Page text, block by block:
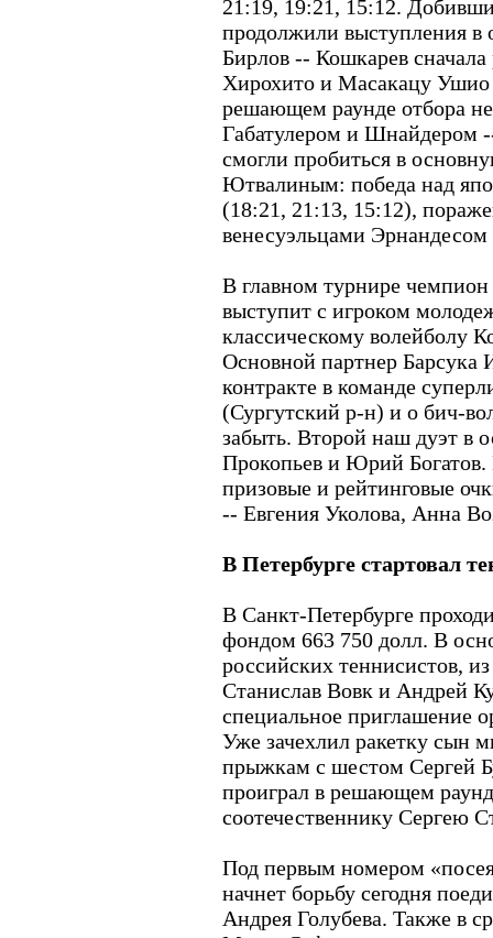
21:19, 19:21, 15:12.
продолжили выступления
Бирлов -- Кошкарев
Хирохито и Масакацу Ушио
решающем раунде отбора
Габатулером и Шнайдером
смогли пробиться в
Ютвалиным: победа над
(18:21, 21:13, 15:12),
венесуэльцами
В главном турнире
выступит с игроком
классическому волейболу
Основной партнер Барсука
контракте в команде
(Сургутский р-н) и о бич-
забыть. Второй наш дуэт в
Прокопьев и Юрий Богатов.
призовые и рейтинговые
-- Евгения Уколова, Анна
В Петербурге стартовал
В Санкт-Петербурге
фондом 663 750 долл. В
российских теннисистов,
Станислав Вовк и Андрей
специальное приглашение
Уже зачехлил ракетку сын
прыжкам с шестом Сергей
проиграл в решающем
соотечественнику Сергею
Под первым номером
начнет борьбу сегодня
Андрея Голубева. Также в